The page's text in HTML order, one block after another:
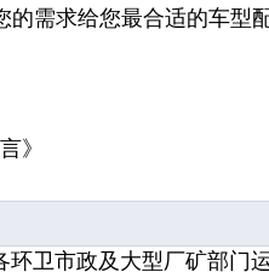
需求给您最合适的车型
》
卫市政及大型厂矿部门